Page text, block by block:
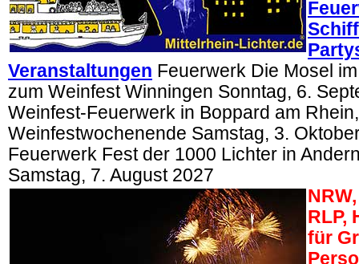
Veranstaltungen Feuerwerk Die Mosel
zum Weinfest Winningen Sonntag, 6.
Weinfest-Feuerwerk in Boppard am
Weinfestwochenende Samstag, 3.
Feuerwerk Fest der 1000 Lichter in
Samstag, 7. August 2027
RLP,
für